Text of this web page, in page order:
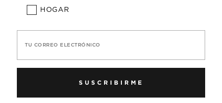
HOGAR
TU CORREO ELECTRÓNICO
SUSCRIBIRME